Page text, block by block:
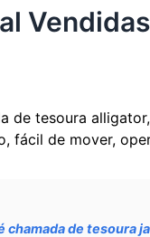
de tesoura
fácil de mover,
chamada de tesoura